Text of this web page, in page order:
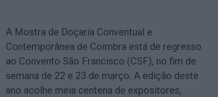
A Mostra de Doçaria Conventual e
Contemporânea de Coimbra está de regresso
ao Convento São Francisco (CSF), no fim de
semana de 22 e 23 de março. A edição deste
ano acolhe meia centena de expositores,